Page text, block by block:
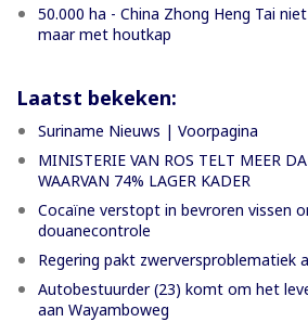
50.000 ha - China Zhong Heng Tai
maar met houtkap
Laatst bekeken:
Suriname Nieuws | Voorpagina
MINISTERIE VAN ROS TELT MEER
WAARVAN 74% LAGER KADER
Cocaïne verstopt in bevroren vissen
douanecontrole
Regering pakt zwerversproblematiek
Autobestuurder (23) komt om het
aan Wayamboweg